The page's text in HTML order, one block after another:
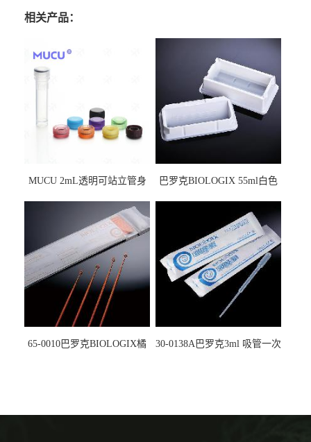
相关产品：
MUCU 2mL透明可站立管身
巴罗克BIOLOGIX 55ml白色
马射线灭菌25-0051
65-0010巴罗克BIOLOGIX橘
30-0138A巴罗克3ml 吸管一次